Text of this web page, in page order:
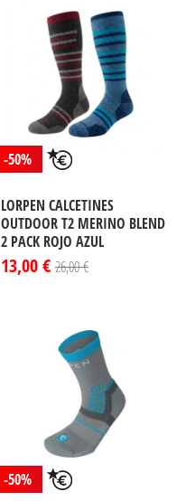
-50%
LORPEN CALCETINES
OUTDOOR T2 MERINO BLEND
2 PACK ROJO AZUL
13,00 € 26,00 €
-50%